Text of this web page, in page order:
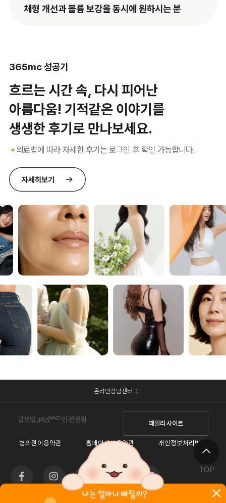
체형 개선과 볼륨 보강을 동시에 원하시는 분
365mc 성공기
흐르는 시간 속, 다시 피어난
아름다움! 기적같은 이야기를
생생한 후기로 만나보세요.
＊의료법에 따라 자세한 후기는 로그인 후 확인 가능합니다.
TOP
온라인상담센터
패밀리 사이트
병의원이용약관 홈페이지이용약관 개인정보처리방침